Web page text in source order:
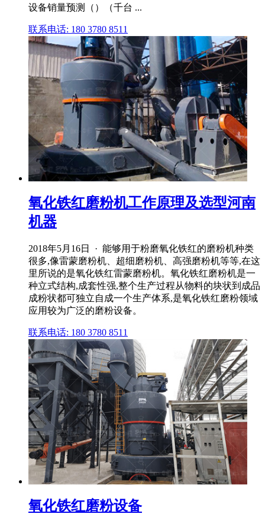
设备销量预测（）（千台 ...
联系电话: 180 3780 8511
氧化铁红磨粉机工作原理及选型河南
机器
2018年5月16日 · 能够用于粉磨氧化铁红的磨粉机种类
很多,像雷蒙磨粉机、超细磨粉机、高强磨粉机等等,在这
里所说的是氧化铁红雷蒙磨粉机。氧化铁红磨粉机是一
种立式结构,成套性强,整个生产过程从物料的块状到成品
成粉状都可独立自成一个生产体系,是氧化铁红磨粉领域
应用较为广泛的磨粉设备。
联系电话: 180 3780 8511
氧化铁红磨粉设备